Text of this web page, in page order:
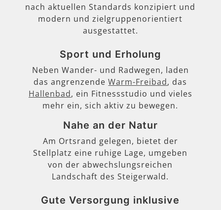
nach aktuellen Standards konzipiert und
modern und zielgruppenorientiert
ausgestattet.
Sport und Erholung
Neben Wander- und Radwegen, laden
das angrenzendeWarm-Freibad, das
Hallenbad, ein Fitnessstudio und vieles
mehr ein, sich aktiv zu bewegen.
Nahe an der Natur
Am Ortsrand gelegen, bietet der
Stellplatz eine ruhige Lage, umgeben
von der abwechslungsreichen
Landschaft des Steigerwald.
Gute Versorgung inklusive